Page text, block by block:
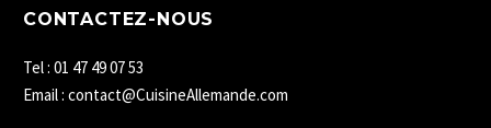
CONTACTEZ-NOUS
Tel : 01 47 49 07 53
Email : contact@CuisineAllemande.com